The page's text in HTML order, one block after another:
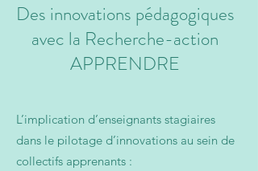
Des innovations pédagogiques
avec la Recherche-action
APPRENDRE
L’implication d’enseignants stagiaires
dans le pilotage d’innovations au sein de
collectifs apprenants :